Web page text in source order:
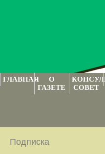
ГЛАВНАЯ
О
ГАЗЕТЕ
СОВЕТ
Подписка